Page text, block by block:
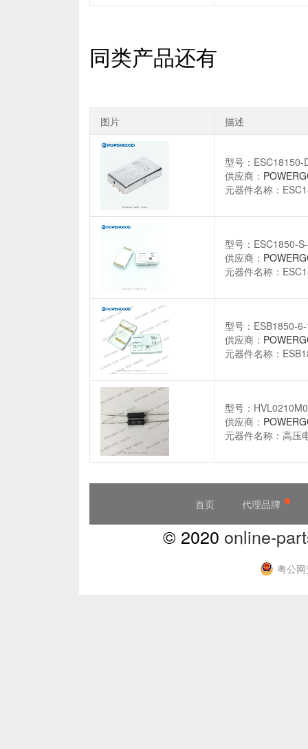
同类产品还有
图片 描述
型号：ESC18150-
供应商：
元器件名称：
型号：ESC1850-
供应商：
元器件名称：
型号：ESB1850-
供应商：
元器件名称：
型号：
供应商：
元器件名称：高压
首页 代理品牌
© 2020 online-
粤公